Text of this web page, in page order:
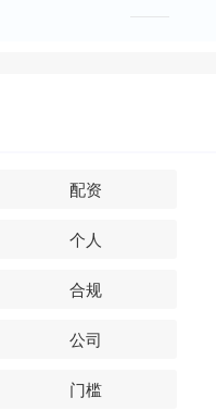
配资
个人
合规
公司
门槛